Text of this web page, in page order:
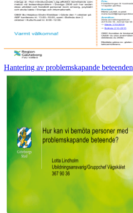
Hantering av problemskapande beteenden